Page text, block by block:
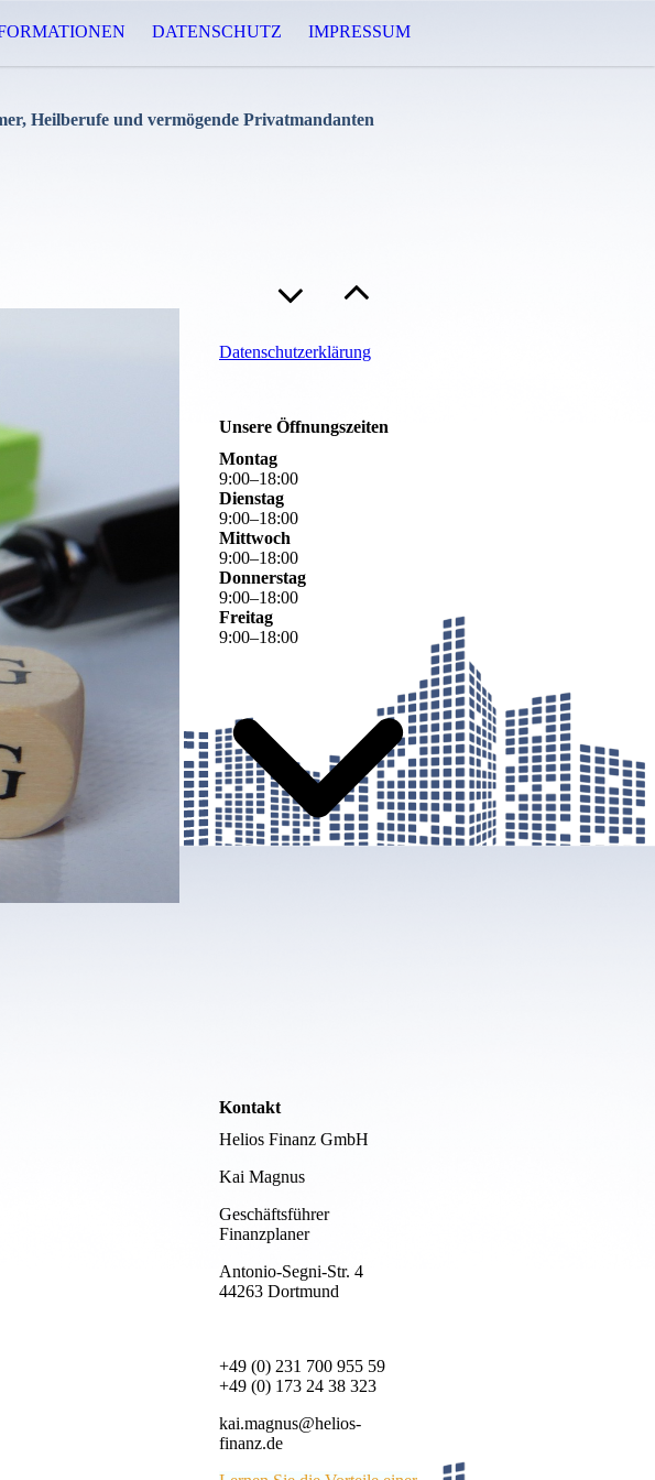
DATENSCHUTZ IMPRESSUM
Heilberufe und vermögende Privatmandanten
Datenschutzerklärung
Unsere Öffnungszeiten
Montag
9:00–18:00
Dienstag
9:00–18:00
Mittwoch
9:00–18:00
Donnerstag
9:00–18:00
Freitag
9:00–18:00
Kontakt
Helios Finanz GmbH
Kai Magnus
Geschäftsführer
Finanzplaner
Antonio-Segni-Str. 4
44263 Dortmund
+49 (0) 231 700 955 59
+49 (0) 173 24 38 323
kai.magnus@helios-
finanz.de